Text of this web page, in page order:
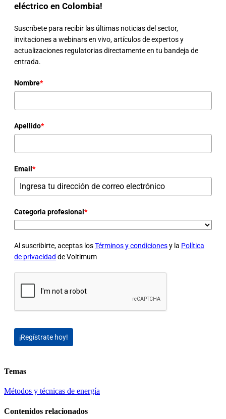
eléctrico en Colombia!
Suscríbete para recibir las últimas noticias del sector,
invitaciones a webinars en vivo, artículos de expertos y
actualizaciones regulatorias directamente en tu bandeja de
entrada.
Nombre*
Apellido*
Email *
Categoria profesional *
Al suscribirte, aceptas losTérminos y condicionesy la Política
de privacidad de Voltimum
¡Regístrate hoy!
Temas
Métodos y técnicas de energía
Contenidos relacionados